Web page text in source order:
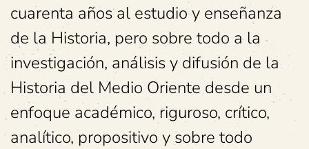
cuarenta años al estudio y enseñanza
de la Historia, pero sobre todo a la
investigación, análisis y difusión de la
Historia del Medio Oriente desde un
enfoque académico, riguroso, crítico,
analítico, propositivo y sobre todo